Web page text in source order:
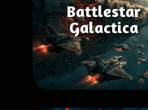
Battlestar
Galactica